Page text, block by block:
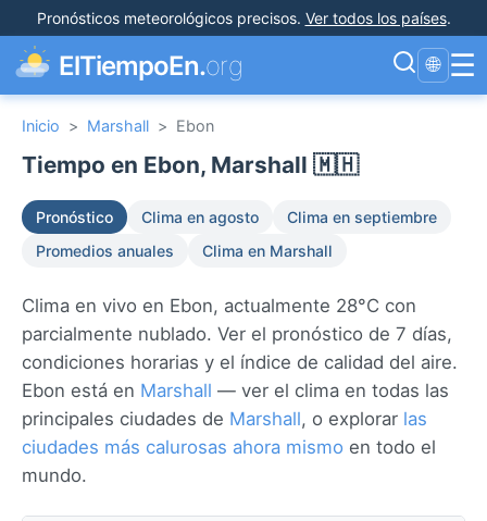
Pronósticos meteorológicos precisos. Ver todos los países.
ElTiempoEn.org 🌐 ☰
Inicio > Marshall > Ebon
Tiempo en Ebon, Marshall 🇲🇭
Pronóstico Clima en agosto
Clima en septiembre
Promedios anuales
Clima en Marshall
Clima en vivo en Ebon, actualmente 28°C con
parcialmente nublado. Ver el pronóstico de 7 días,
condiciones horarias y el índice de calidad del aire.
Ebon está en Marshall — ver el clima en todas las
principales ciudades de Marshall, o explorar las
ciudades más calurosas ahora mismo en todo el
mundo.